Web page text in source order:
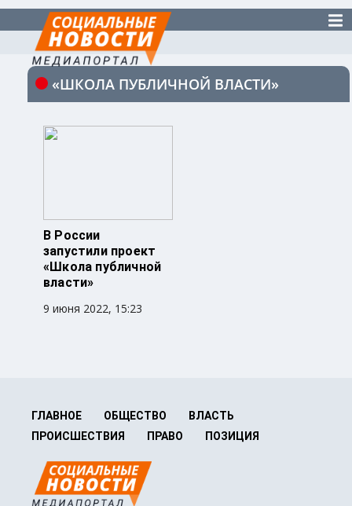
«ШКОЛА ПУБЛИЧНОЙ ВЛАСТИ»
В России
запустили проект
«Школа публичной
власти»
9 июня 2022, 15:23
ГЛАВНОЕ ОБЩЕСТВО
ВЛАСТЬ
ПРОИСШЕСТВИЯ
ПРАВО ПОЗИЦИЯ